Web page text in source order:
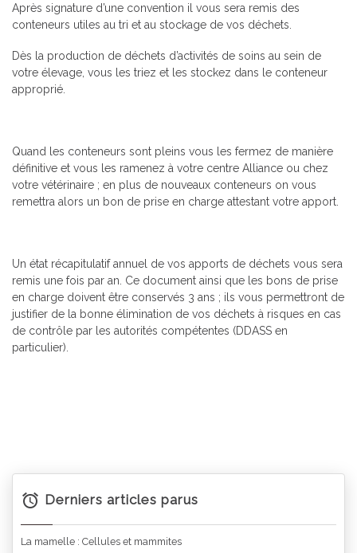
Après signature d’une convention il vous sera remis des
conteneurs utiles au tri et au stockage de vos déchets.
Dès la production de déchets d’activités de soins au sein de
votre élevage, vous les triez et les stockez dans le conteneur
approprié.
Quand les conteneurs sont pleins vous les fermez de manière
définitive et vous les ramenez à votre centre Alliance ou chez
votre vétérinaire ; en plus de nouveaux conteneurs on vous
remettra alors un bon de prise en charge attestant votre apport.
Un état récapitulatif annuel de vos apports de déchets vous sera
remis une fois par an. Ce document ainsi que les bons de prise
en charge doivent être conservés 3 ans ; ils vous permettront de
justifier de la bonne élimination de vos déchets à risques en cas
de contrôle par les autorités compétentes (DDASS en
particulier).
Derniers articles parus
La mamelle : Cellules et mammites